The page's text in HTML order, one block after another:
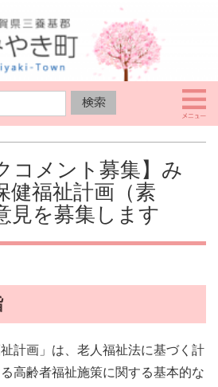
コメント募集】み
健福祉計画（素
見を募集します
計画」は、老人福祉法に基づく計
高齢者福祉施策に関する基本的な